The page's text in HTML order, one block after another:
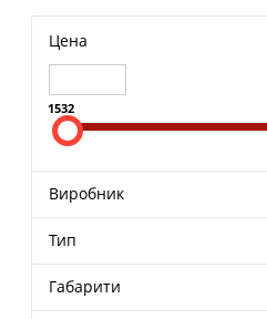
Цена
1532
Виробник
Тип
Габарити